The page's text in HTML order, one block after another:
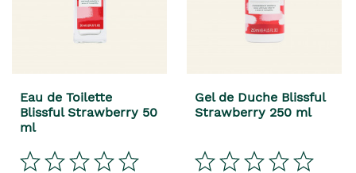
Eau de Toilette
Blissful Strawberry 50
ml
Gel de Duche Blissful
Strawberry 250 ml